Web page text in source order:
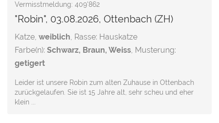
Vermisstmeldung: 409'862
"Robin", 03.08.2026, Ottenbach (ZH)
Katze, weiblich, Rasse: Hauskatze
Farbe(n): Schwarz, Braun, Weiss, Musterung:
getigert
Leider ist unsere Robin zum alten Zuhause in Ottenbach
zurückgelaufen. Sie ist 15 Jahre alt, sehr scheu und eher
klein ...